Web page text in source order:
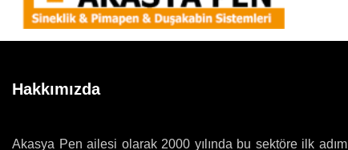
Hakkımızda
Akasya Pen ailesi olarak 2000 yılında bu sektöre ilk adım